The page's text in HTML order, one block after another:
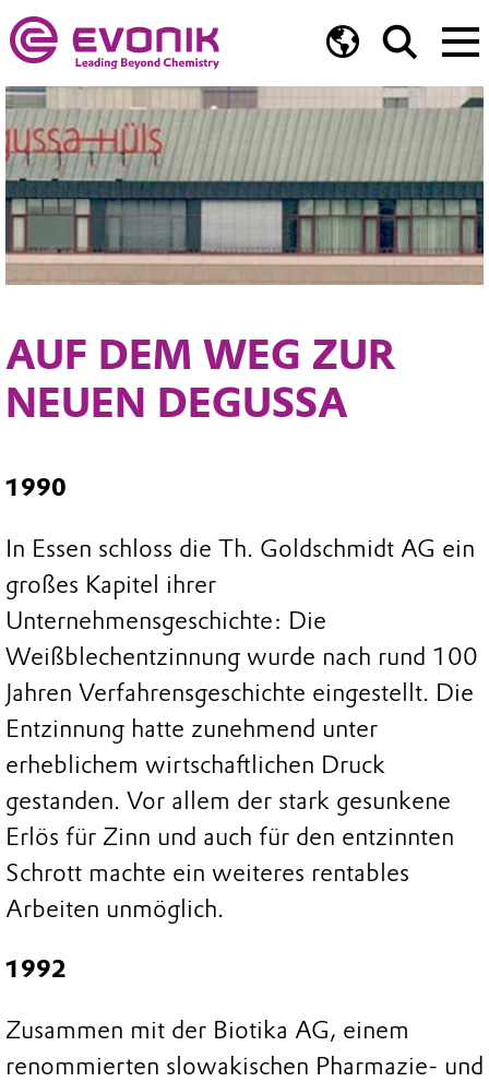
AUF DEM WEG ZUR
NEUEN DEGUSSA
1990
In Essen schloss die Th. Goldschmidt AG ein
großes Kapitel ihrer
Unternehmensgeschichte: Die
Weißblechentzinnung wurde nach rund 100
Jahren Verfahrensgeschichte eingestellt. Die
Entzinnung hatte zunehmend unter
erheblichem wirtschaftlichen Druck
gestanden. Vor allem der stark gesunkene
Erlös für Zinn und auch für den entzinnten
Schrott machte ein weiteres rentables
Arbeiten unmöglich.
1992
Zusammen mit der Biotika AG, einem
renommierten slowakischen Pharmazie- und